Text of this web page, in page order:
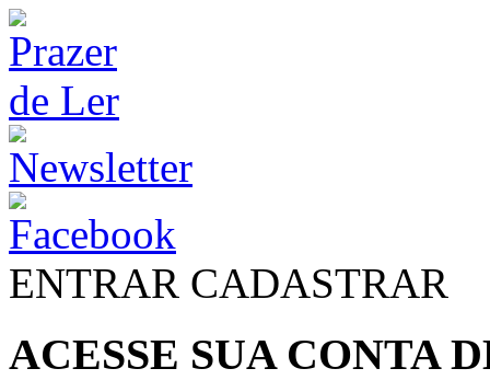
ENTRAR CADASTRAR
ACESSE SUA CONTA